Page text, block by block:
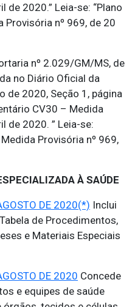
de 2020.” Leia-se: “Plano
Provisória nº 969, de 20
nº 2.029/GM/MS, de
no Diário Oficial da
de 2020, Seção 1, página
CV30 – Medida
de 2020. ” Leia-se:
Provisória nº 969,
À SAÚDE
DE 2020(*) Inclui
de Procedimentos,
e Materiais Especiais
DE 2020 Concede
e equipes de saúde